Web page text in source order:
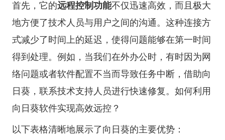
首先，它的远程控制功能不仅迅速高效，而且极大
地方便了技术人员与用户之间的沟通。这种连接方
式减少了时间上的延迟，使得问题能够在第一时间
得到处理。例如，当我们在外办公时，有时因为网
络问题或者软件配置不当而导致任务中断，借助向
日葵，联系技术支持人员进行快速修复。 如何利用
向日葵软件实现高效远控？
以下表格清晰地展示了向日葵的主要优势：